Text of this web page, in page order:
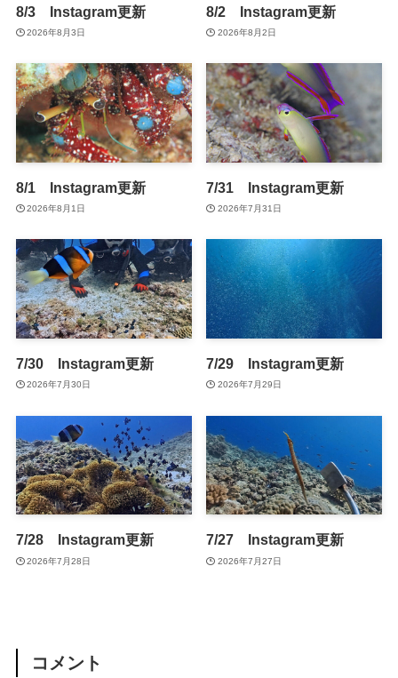
8/3 Instagram更新
2026年8月3日
8/2 Instagram更新
2026年8月2日
8/1 Instagram更新
2026年8月1日
7/31 Instagram更新
2026年7月31日
7/30 Instagram更新
2026年7月30日
7/29 Instagram更新
2026年7月29日
7/28 Instagram更新
2026年7月28日
7/27 Instagram更新
2026年7月27日
コメント